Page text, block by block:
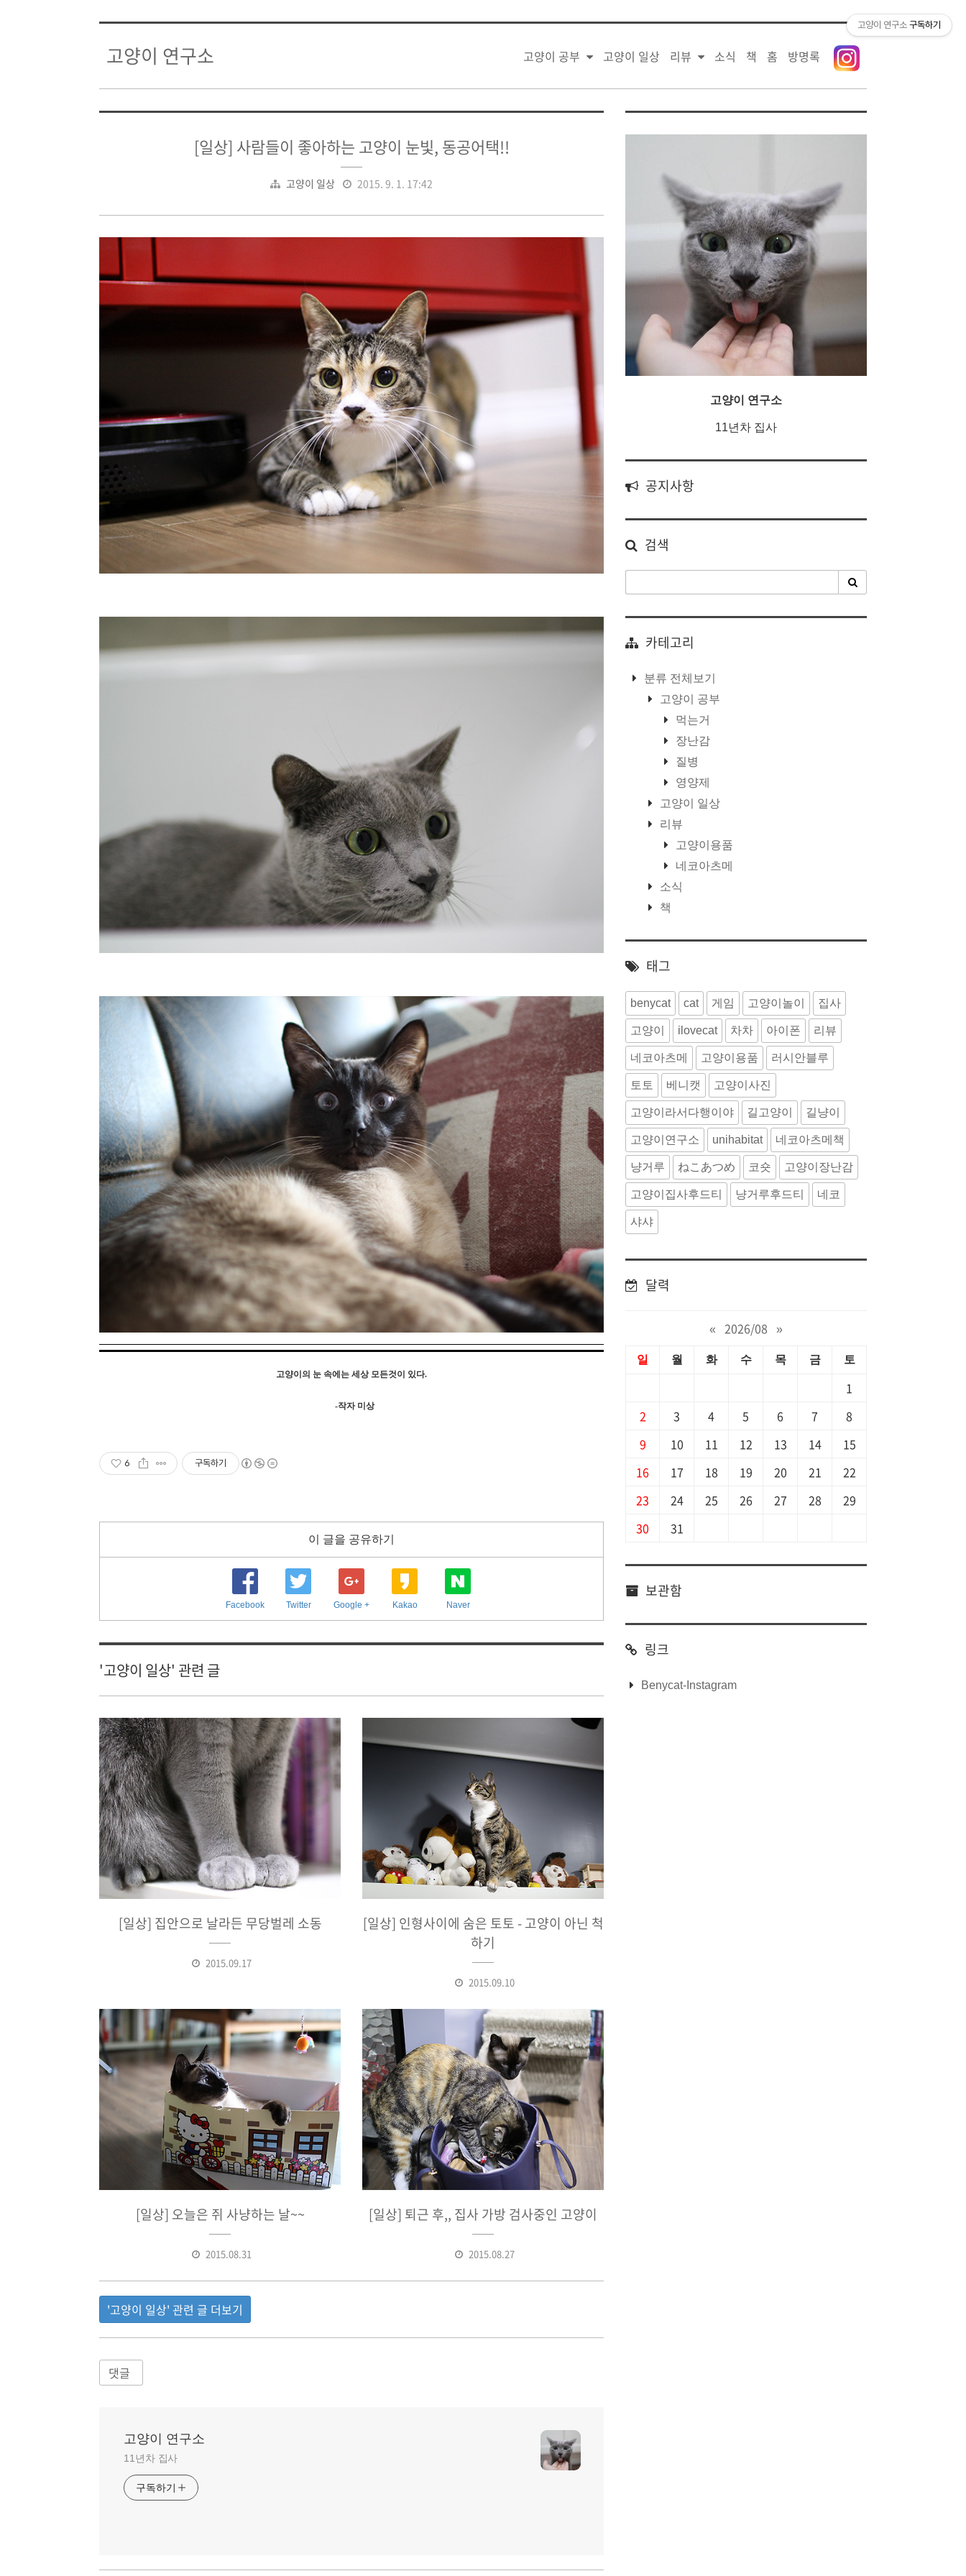
고양이 연구소 고양이 공부 고양이 일상 리뷰 소식 책 홈 방명록
[일상] 사람들이 좋아하는 고양이 눈빛, 동공어택!!
고양이 일상 2015. 9. 1. 17:42
고양이의 눈 속에는 세상 모든것이 있다.
-작자 미상
6 구독하기
이 글을 공유하기
Facebook Twitter Google + Kakao Naver
'고양이 일상' 관련 글
[일상] 집안으로 날라든 무당벌레 소동
2015.09.17
[일상] 인형사이에 숨은 토토 - 고양이 아닌 척
하기
2015.09.10
[일상] 오늘은 쥐 사냥하는 날~~
2015.08.31
[일상] 퇴근 후,, 집사 가방 검사중인 고양이
2015.08.27
'고양이 일상' 관련 글 더보기
댓글
고양이 연구소
11년차 집사
구독하기
고양이 연구소
11년차 집사
공지사항
검색
카테고리
분류 전체보기
고양이 공부
먹는거
장난감
질병
영양제
고양이 일상
리뷰
고양이용품
네코아츠메
소식
책
태그
benycat cat 게임 고양이놀이 집사
고양이 ilovecat 차차 아이폰 리뷰
네코아츠메 고양이용품 러시안블루
토토 베니캣 고양이사진
고양이라서다행이야 길고양이 길냥이
고양이연구소 unihabitat 네코아츠메책
냥거루 ねこあつめ 코숏 고양이장난감
고양이집사후드티 냥거루후드티 네코
샤샤
달력
« 2026/08 »
일 월 화 수 목 금 토
1
2
3 4 5 6 7
8
9
10 11 12 13 14
15
16
17 18 19 20 21
22
23
24 25 26 27 28
29
30
31
보관함
링크
Benycat-Instagram
고양이 연구소 구독하기